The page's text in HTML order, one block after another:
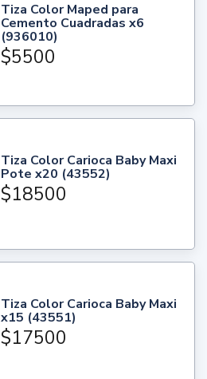
Tiza Color Maped para
Cemento Cuadradas x6
(936010)
$5500
Tiza Color Carioca Baby Maxi
Pote x20 (43552)
$18500
Tiza Color Carioca Baby Maxi
x15 (43551)
$17500